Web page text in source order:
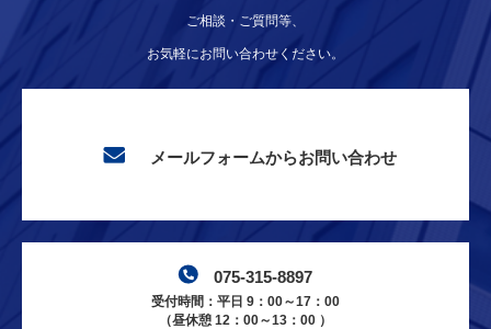
ご相談・ご質問等、
お気軽にお問い合わせください。
メールフォームからお問い合わせ
075-315-8897
受付時間：平日 9：00～17：00
（昼休憩 12：00～13：00 ）